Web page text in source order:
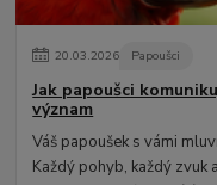
20.03.2026 Papoušci
Jak papoušci
význam
Váš papoušek s vámi
Každý pohyb, každý zvuk